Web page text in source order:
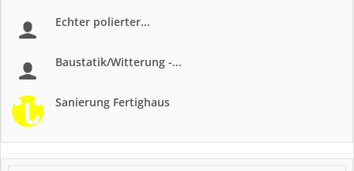
Echter polierter...
Baustatik/Witterung -...
Sanierung Fertighaus